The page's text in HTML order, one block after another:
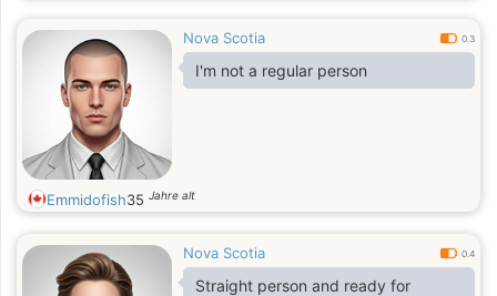
Nova Scotia 0.3
I'm not a regular person
Emmidofish35 Jahre alt
Nova Scotia 0.4
Straight person and ready for